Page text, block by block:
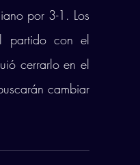
por 3-1. Los
partido con el
cerrarlo en el
cambiar